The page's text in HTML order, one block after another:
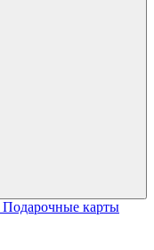
Подарочные карты